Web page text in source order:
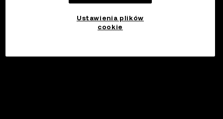
Ustawienia plików
cookie